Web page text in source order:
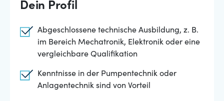
Dein Profil
Abgeschlossene technische Ausbildung, z. B.
im Bereich Mechatronik, Elektronik oder eine
vergleichbare Qualifikation
Kenntnisse in der Pumpentechnik oder
Anlagentechnik sind von Vorteil